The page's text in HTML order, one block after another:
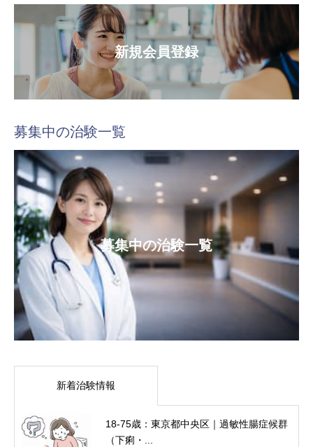
新規会員登録
募集中の治験一覧
募集中の治験一覧
新着治験情報
18-75歳：東京都中央区｜過敏性腸症候群
（下痢・...